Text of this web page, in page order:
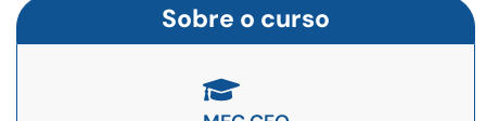
Sobre o curso